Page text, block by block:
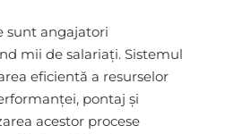
sunt angajatori
mii de salariați. Sistemul
eficientă a resurselor
pontaj și
acestor procese